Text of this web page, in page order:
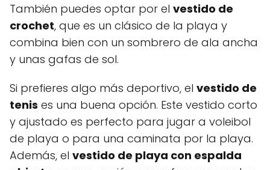
También puedes optar por el vestido de
crochet, que es un clásico de la playa y
combina bien con un sombrero de ala ancha
y unas gafas de sol.
Si prefieres algo más deportivo, el vestido de
tenis es una buena opción. Este vestido corto
y ajustado es perfecto para jugar a voleibol
de playa o para una caminata por la playa.
Además, el vestido de playa con espalda